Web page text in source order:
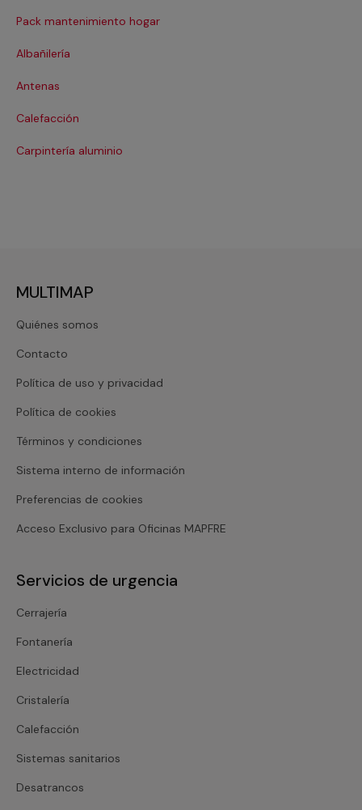
Pack mantenimiento hogar
Albañilería
Antenas
Calefacción
Carpintería aluminio
MULTIMAP
Quiénes somos
Contacto
Política de uso y privacidad
Política de cookies
Términos y condiciones
Sistema interno de información
Preferencias de cookies
Acceso Exclusivo para Oficinas MAPFRE
Servicios de urgencia
Cerrajería
Fontanería
Electricidad
Cristalería
Calefacción
Sistemas sanitarios
Desatrancos